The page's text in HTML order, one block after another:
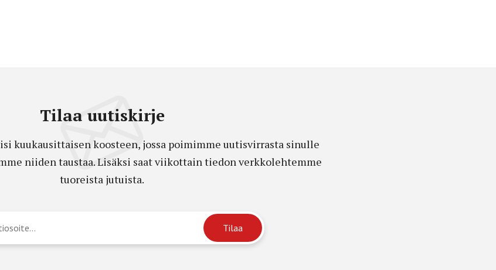
Tilaa uutiskirje
kuukausittaisen koosteen, jossa poimimme uutisvirrasta sinulle
niiden taustaa. Lisäksi saat viikottain tiedon verkkolehtemme
tuoreista jutuista.